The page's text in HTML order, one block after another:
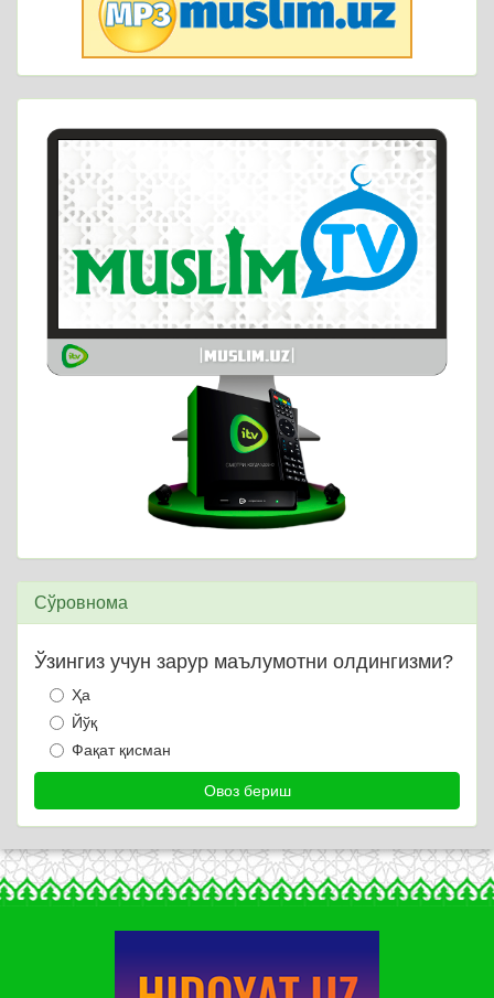
Сўровнома
Ўзингиз учун зарур маълумотни олдингизми?
Ҳа
Йўқ
Фақат қисман